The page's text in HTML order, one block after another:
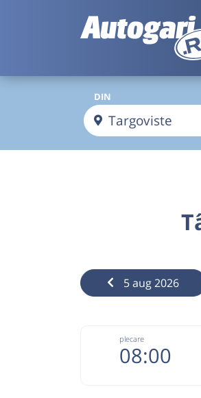
DIN
5 aug 2026
plecare
08:00